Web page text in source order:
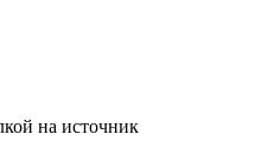
на источник